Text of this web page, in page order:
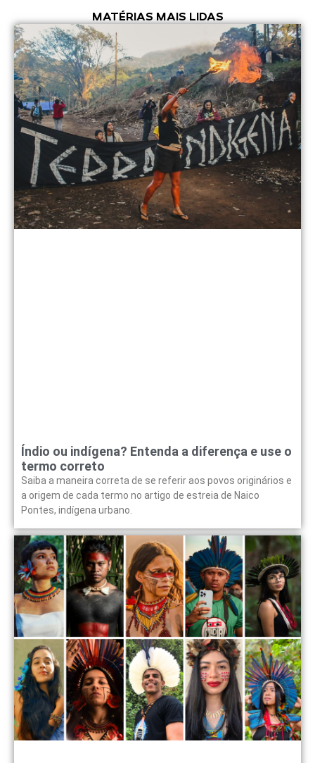
MATÉRIAS MAIS LIDAS
Índio ou indígena? Entenda a diferença e use o
termo correto
Saiba a maneira correta de se referir aos povos originários e
a origem de cada termo no artigo de estreia de Naico
Pontes, indígena urbano.